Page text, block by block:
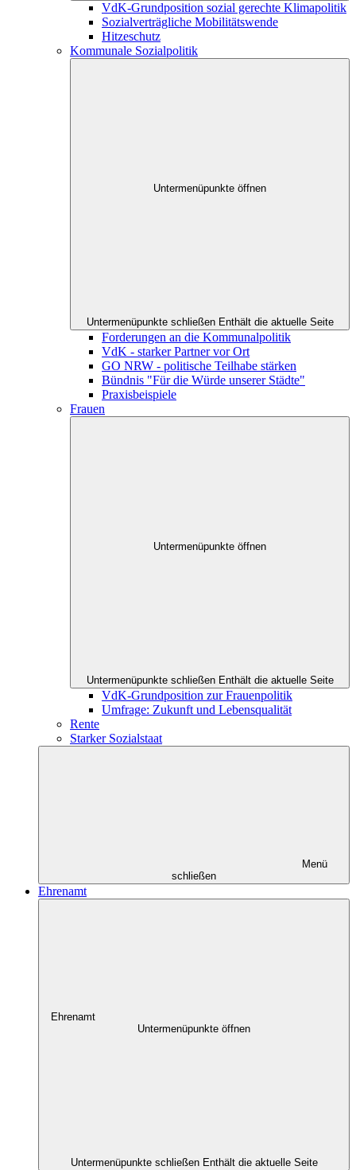
VdK-Grundposition sozial gerechte Klimapolitik
Sozialverträgliche Mobilitätswende
Hitzeschutz
Kommunale Sozialpolitik
Untermenüpunkte öffnen
Untermenüpunkte schließen Enthält die aktuelle Seite
Forderungen an die Kommunalpolitik
VdK - starker Partner vor Ort
GO NRW - politische Teilhabe stärken
Bündnis "Für die Würde unserer Städte"
Praxisbeispiele
Frauen
Untermenüpunkte öffnen
Untermenüpunkte schließen Enthält die aktuelle Seite
VdK-Grundposition zur Frauenpolitik
Umfrage: Zukunft und Lebensqualität
Rente
Starker Sozialstaat
Menü
schließen
Ehrenamt
Ehrenamt
Untermenüpunkte öffnen
Untermenüpunkte schließen Enthält die aktuelle Seite